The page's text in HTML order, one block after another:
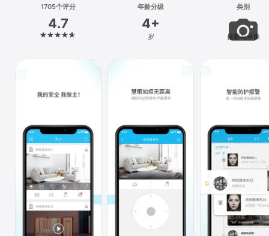
Watch
1705个评分
4.7
年龄分级
4+
岁
类别
摄影与录像